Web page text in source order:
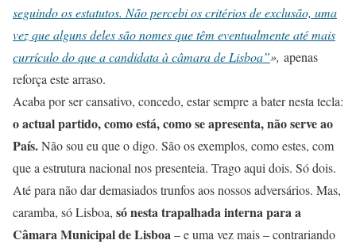
seguindo os estatutos. Não percebi os critérios de exclusão, uma
vez que alguns deles são nomes que têm eventualmente até mais
currículo do que a candidata à câmara de Lisboa”», apenas
reforça este arraso.
Acaba por ser cansativo, concedo, estar sempre a bater nesta tecla:
o actual partido, como está, como se apresenta, não serve ao
País.Não sou eu que o digo. São os exemplos, como estes, com
que a estrutura nacional nos presenteia. Trago aqui dois. Só dois.
Até para não dar demasiados trunfos aos nossos adversários. Mas,
caramba, só Lisboa, só nesta trapalhada interna para a
Câmara Municipal de Lisboa– e uma vez mais – contrariando